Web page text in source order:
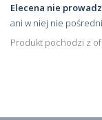
Elecena nie
ani w niej nie
Produkt pochodzi z